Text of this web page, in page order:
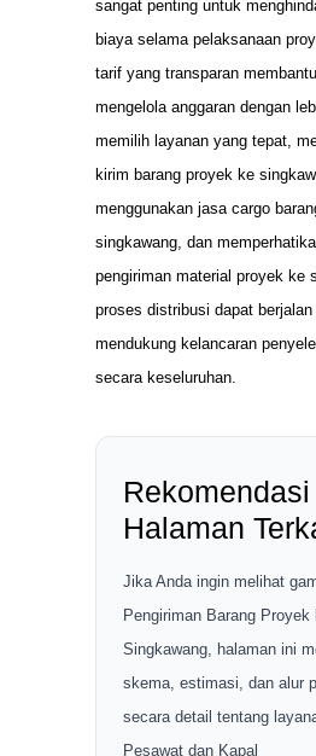
sangat penting untuk
biaya selama pelaksanaan
tarif yang transparan
mengelola anggaran dengan
memilih layanan yang tepat,
kirim barang proyek ke
menggunakan jasa cargo
singkawang, dan
pengiriman material proyek ke
proses distribusi dapat
mendukung kelancaran
secara keseluruhan.
Rekomendasi
Halaman
Jika Anda ingin melihat
Pengiriman Barang Proyek
Singkawang, halaman ini
skema, estimasi, dan alur
secara detail tentang
Pesawat dan Kapal